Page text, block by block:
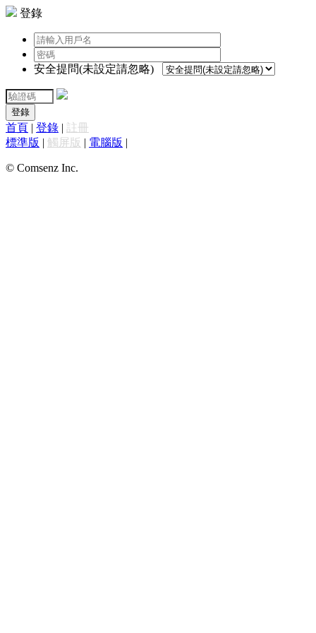
登錄
安全提問(未設定請忽略)
登錄
首頁 | 登錄 | 註冊
標準版 | 觸屏版 | 電腦版 |
© Comsenz Inc.